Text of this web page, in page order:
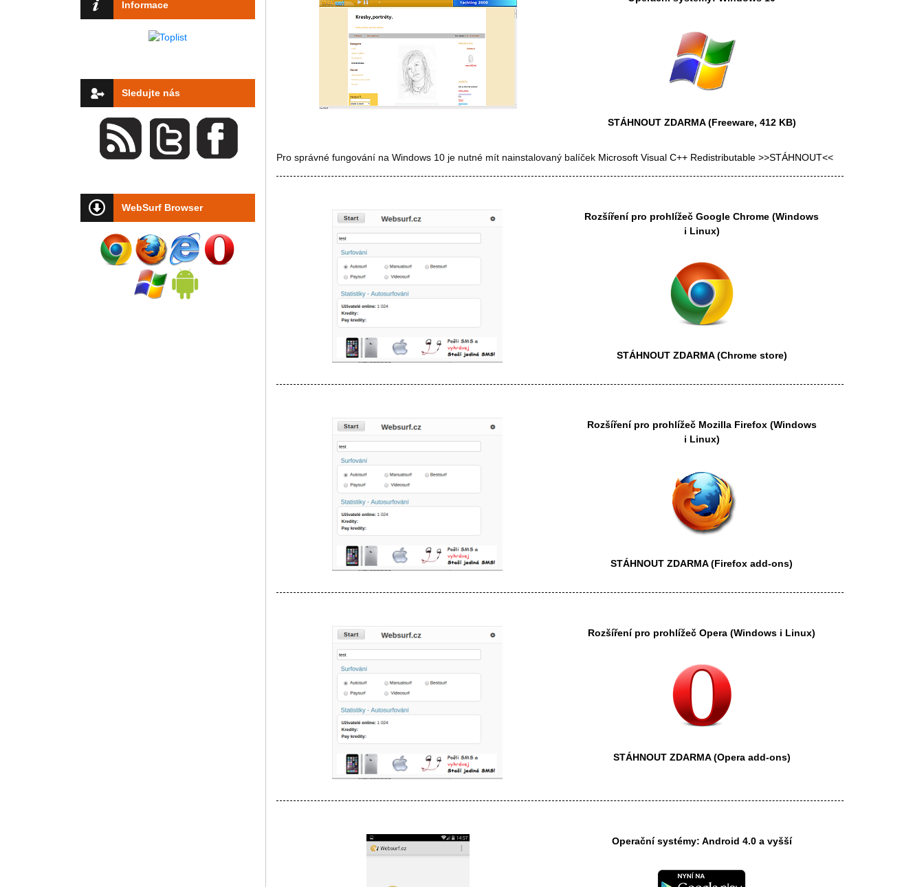
Informace
Sledujte nás
WebSurf Browser
STÁHNOUT ZDARMA(Freeware, 412 KB)
Pro správné fungování na Windows 10 je nutné mít nainstalovaný balíček Microsoft Visual C++ Redistributable >>STÁHNOUT<<
Rozšíření pro prohlížečGoogle Chrome (Windows
i Linux)
STÁHNOUT ZDARMA(Chrome store)
Rozšíření pro prohlížeč Mozilla Firefox(Windows
i Linux)
STÁHNOUT ZDARMA(Firefox add-ons)
Rozšíření pro prohlížečOpera (Windows i Linux)
STÁHNOUT ZDARMA(Opera add-ons)
Operační systémy: Android 4.0 a vyšší